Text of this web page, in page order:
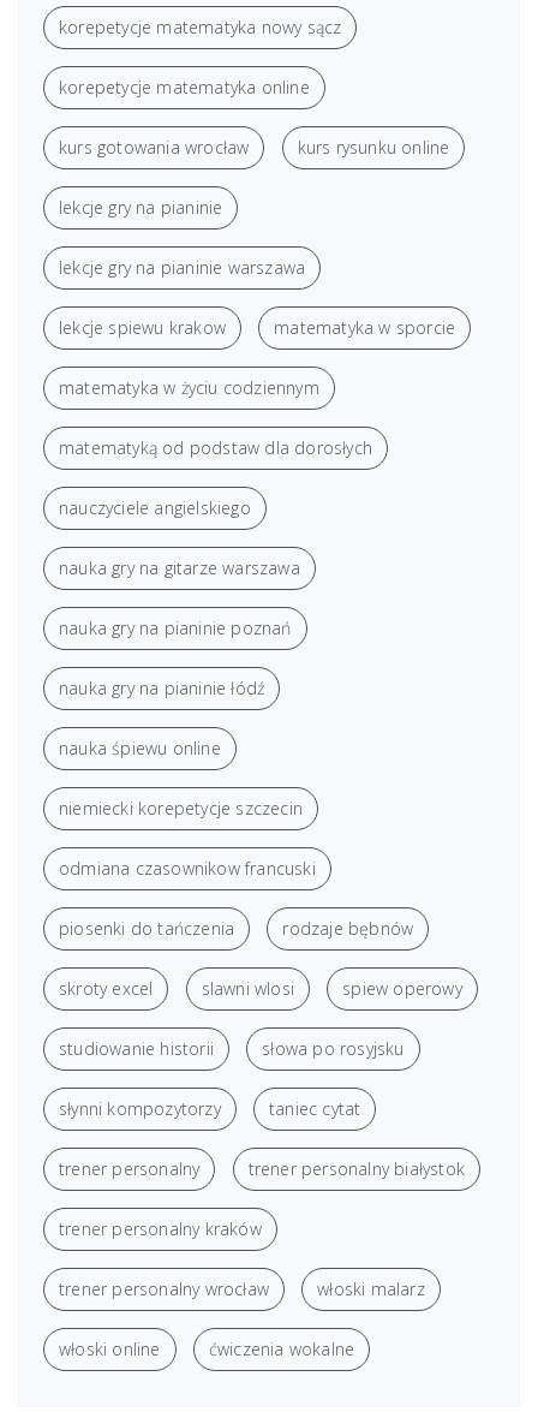
korepetycje matematyka nowy sącz
korepetycje matematyka online
kurs gotowania wrocław kurs rysunku online
lekcje gry na pianinie
lekcje gry na pianinie warszawa
lekcje spiewu krakow matematyka w sporcie
matematyka w życiu codziennym
matematyką od podstaw dla dorosłych
nauczyciele angielskiego
nauka gry na gitarze warszawa
nauka gry na pianinie poznań
nauka gry na pianinie łódź
nauka śpiewu online
niemiecki korepetycje szczecin
odmiana czasownikow francuski
piosenki do tańczenia rodzaje bębnów
skroty excel slawni wlosi spiew operowy
studiowanie historii słowa po rosyjsku
słynni kompozytorzy taniec cytat
trener personalny trener personalny białystok
trener personalny kraków
trener personalny wrocław włoski malarz
włoski online ćwiczenia wokalne